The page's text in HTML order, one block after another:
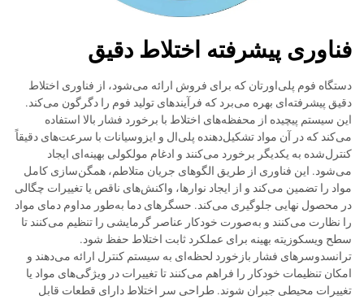
فناوری پیشرفته اختلاط دقیق
دستگاه فوم پلی‌اورتان که برای فروش ارائه می‌شود، از فناوری اختلاط
دقیق پیشرفته‌ای بهره می‌برد که فرآیندهای تولید فوم را دگرگون می‌کند.
این سیستم پیچیده از محفظه‌های اختلاط با برخورد فشار بالا استفاده
می‌کند که در آن مواد تشکیل‌دهنده پلی‌ال و ایزوسيانات با سرعت‌های دقیقاً
کنترل‌شده به یکدیگر برخورد می‌کنند و ادغام مولکولی بهینه‌ای ایجاد
می‌شود. این فناوری از طریق الگوهای جریان متلاطم، همگن‌سازی کامل
مواد را تضمین می‌کند و از ایجاد نوارها، واکنش‌های ناقص یا تغییرات چگالی
در محصول نهایی جلوگیری می‌کند. حسگرهای دما به‌طور مداوم دمای مواد
را نظارت می‌کنند و به‌صورت خودکار عناصر گرمایشی را تنظیم می‌کنند تا
سطح ویسکوزیته بهینه برای عملکرد ثابت اختلاط حفظ شود.
ترانسدوسرهای فشار بازخورد لحظه‌ای به سیستم کنترل ارائه می‌دهند و
امکان تنظیمات خودکار را فراهم می‌کنند تا تغییرات در ویژگی‌های مواد یا
تغییرات محیطی جبران شوند. طراحی سر اختلاط دارای قطعات قابل